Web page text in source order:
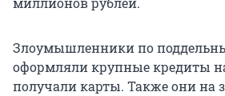
Злоумышленники по
оформляли крупные кредиты
получали карты. Также они на